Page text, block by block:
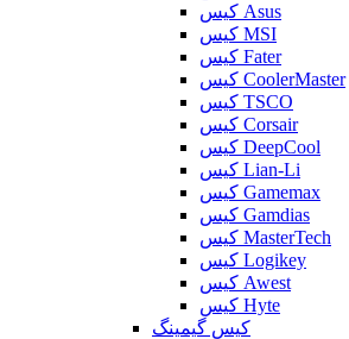
کیس Asus
کیس MSI
کیس Fater
کیس CoolerMaster
کیس TSCO
کیس Corsair
کیس DeepCool
کیس Lian-Li
کیس Gamemax
کیس Gamdias
کیس MasterTech
کیس Logikey
کیس Awest
کیس Hyte
کیس گیمینگ